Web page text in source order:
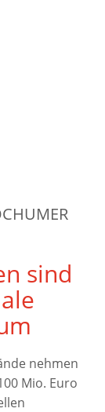
E
sind
nehmen
Mio. Euro